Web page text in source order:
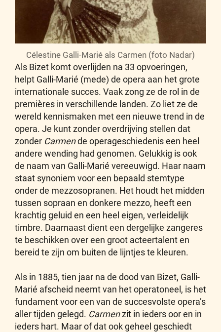
Célestine Galli-Marié als Carmen (foto Nadar)
Als Bizet komt overlijden na 33 opvoeringen,
helpt Galli-Marié (mede) de opera aan het grote
internationale succes. Vaak zong ze de rol in de
premières in verschillende landen. Zo liet ze de
wereld kennismaken met een nieuwe trend in de
opera. Je kunt zonder overdrijving stellen dat
zonder Carmende operageschiedenis een heel
andere wending had genomen. Gelukkig is ook
de naam van Galli-Marié vereeuwigd. Haar naam
staat synoniem voor een bepaald stemtype
onder de mezzosopranen. Het houdt het midden
tussen sopraan en donkere mezzo, heeft een
krachtig geluid en een heel eigen, verleidelijk
timbre. Daarnaast dient een dergelijke zangeres
te beschikken over een groot acteertalent en
bereid te zijn om buiten de lijntjes te kleuren.
Als in 1885, tien jaar na de dood van Bizet, Galli-
Marié afscheid neemt van het operatoneel, is het
fundament voor een van de succesvolste opera’s
aller tijden gelegd. Carmenzit in ieders oor en in
ieders hart. Maar of dat ook geheel geschiedt